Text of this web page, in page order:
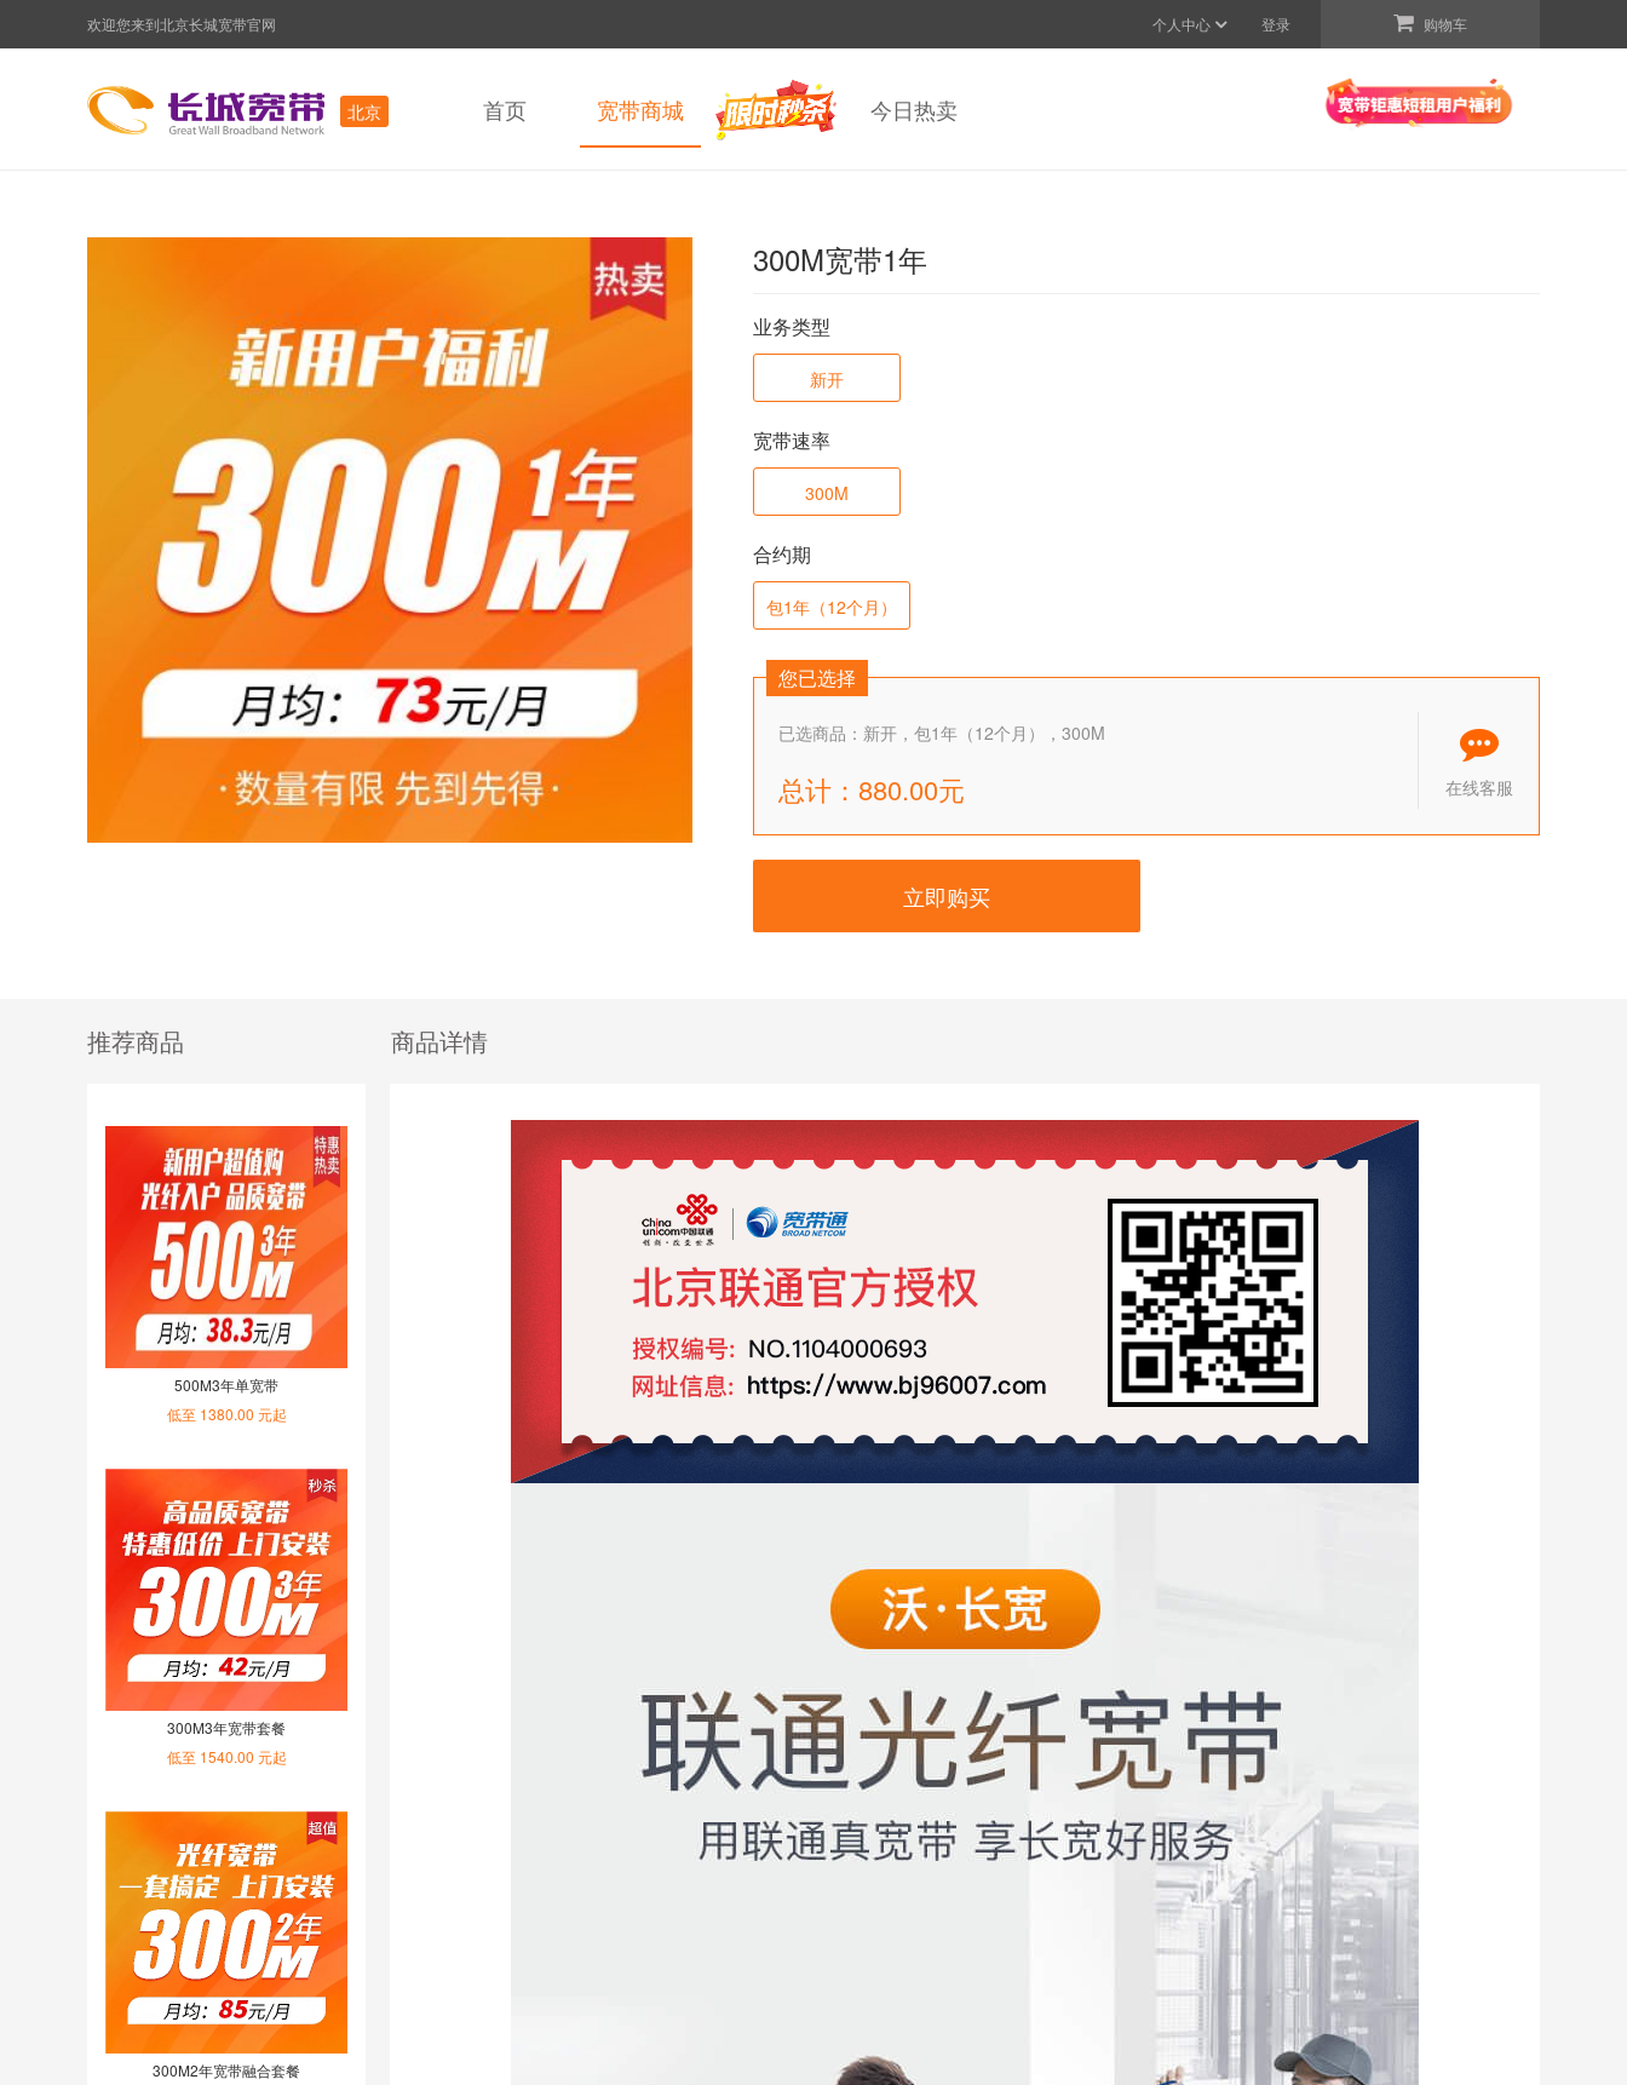
欢迎您来到北京长城宽带官网 购物车
登录
个人中心
北京 首页 宽带商城 今日热卖
300M宽带1年
业务类型
新开
宽带速率
300M
合约期
包1年（12个月）
您已选择
已选商品： 新开，包1年（12个月），300M
总计：880.00元 在线客服
立即购买
推荐商品 商品详情
500M3年单宽带
低至 1380.00 元起
300M3年宽带套餐
低至 1540.00 元起
300M2年宽带融合套餐